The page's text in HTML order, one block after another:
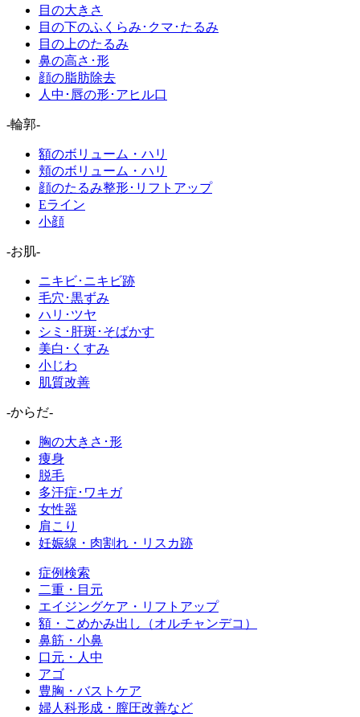
目の大きさ
目の下のふくらみ･クマ･たるみ
目の上のたるみ
鼻の高さ･形
顔の脂肪除去
人中･唇の形･アヒル口
-輪郭-
額のボリューム・ハリ
頬のボリューム・ハリ
顔のたるみ整形･リフトアップ
Eライン
小顔
-お肌-
ニキビ･ニキビ跡
毛穴･黒ずみ
ハリ･ツヤ
シミ･肝斑･そばかす
美白･くすみ
小じわ
肌質改善
-からだ-
胸の大きさ･形
痩身
脱毛
多汗症･ワキガ
女性器
肩こり
妊娠線・肉割れ・リスカ跡
症例検索
二重・目元
エイジングケア・リフトアップ
額・こめかみ出し（オルチャンデコ）
鼻筋・小鼻
口元・人中
アゴ
豊胸・バストケア
婦人科形成・膣圧改善など